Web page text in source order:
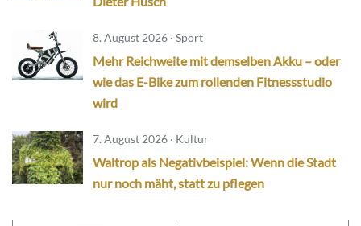
8. August 2026 · Sport
Mehr Reichweite mit demselben Akku – oder
wie das E-Bike zum rollenden Fitnessstudio
wird
7. August 2026 · Kultur
Waltrop als Negativbeispiel: Wenn die Stadt
nur noch mäht, statt zu pflegen